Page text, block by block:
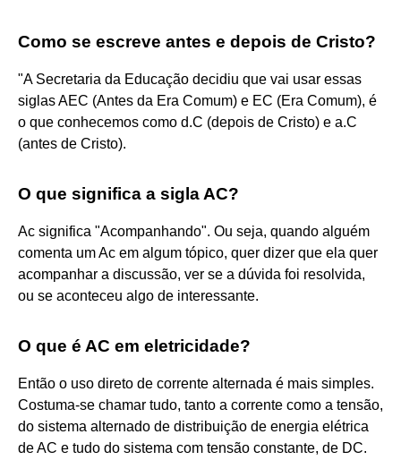
Como se escreve antes e depois de Cristo?
"A Secretaria da Educação decidiu que vai usar essas
siglas AEC (Antes da Era Comum) e EC (Era Comum), é
o que conhecemos como d.C (depois de Cristo) e a.C
(antes de Cristo).
O que significa a sigla AC?
Ac significa "Acompanhando". Ou seja, quando alguém
comenta um Ac em algum tópico, quer dizer que ela quer
acompanhar a discussão, ver se a dúvida foi resolvida,
ou se aconteceu algo de interessante.
O que é AC em eletricidade?
Então o uso direto de corrente alternada é mais simples.
Costuma-se chamar tudo, tanto a corrente como a tensão,
do sistema alternado de distribuição de energia elétrica
de AC e tudo do sistema com tensão constante, de DC.